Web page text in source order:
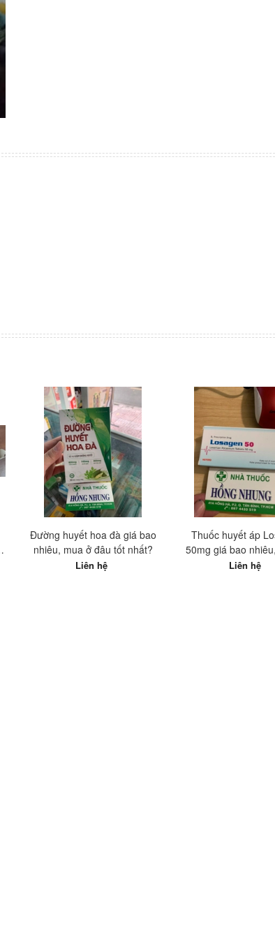
Đường huyết hoa đà giá bao
nhiêu, mua ở đâu tốt nhất?
Liên hệ
Thuốc huyết áp
50mg giá bao
đâu tốt nhất?
Liên hệ